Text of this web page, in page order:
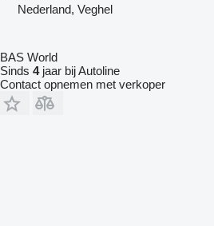
Nederland, Veghel
BAS World
Sinds 4jaar bij Autoline
Contact opnemen met verkoper